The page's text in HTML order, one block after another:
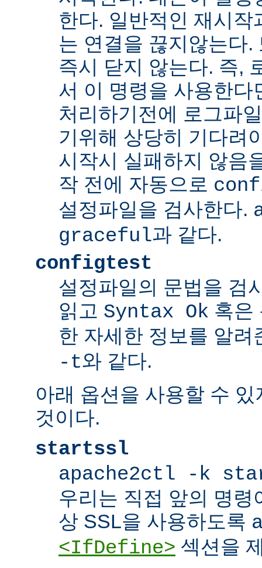
한다. 일반적인 재시작
는 연결을 끊지않는다.
즉시 닫지 않는다. 즉,
서 이 명령을 사용한다
처리하기전에 로그파
기위해 상당히 기다려
시작시 실패하지 않음
작 전에 자동으로
설정파일을 검사한다.
graceful과 같다.
configtest
설정파일의 문법을 검
읽고 Syntax Ok 혹은
한 자세한 정보를 알
-t와 같다.
아래 옵션을 사용할 수
것이다.
startssl
apache2ctl -k
우리는 직접 앞의 명령
상 SSL을 사용하도록
<IfDefine> 섹션을